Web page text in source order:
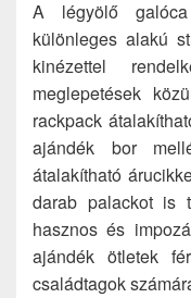
A légyölő
különleges alakú
kinézettel
meglepetések
rackpack
ajándék bor
átalakítható
darab palackot is
hasznos és
ajándék ötletek
családtagok